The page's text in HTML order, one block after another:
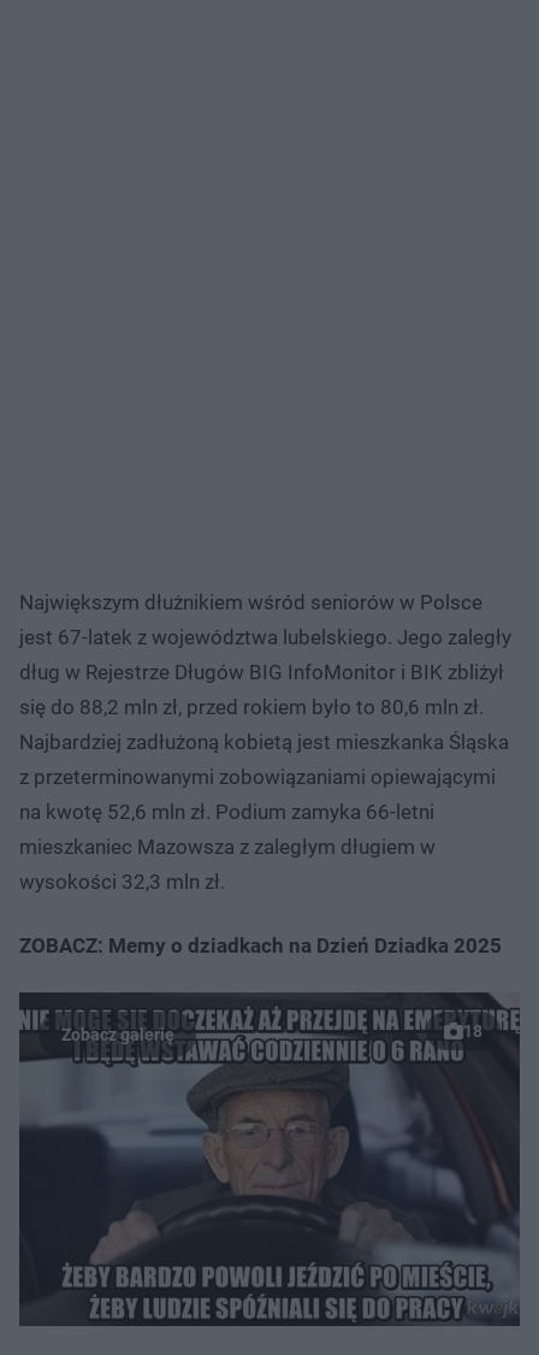
Największym dłużnikiem wśród seniorów w Polsce
jest 67-latek z województwa lubelskiego. Jego zaległy
dług w Rejestrze Długów BIG InfoMonitor i BIK zbliżył
się do 88,2 mln zł, przed rokiem było to 80,6 mln zł.
Najbardziej zadłużoną kobietą jest mieszkanka Śląska
z przeterminowanymi zobowiązaniami opiewającymi
na kwotę 52,6 mln zł. Podium zamyka 66-letni
mieszkaniec Mazowsza z zaległym długiem w
wysokości 32,3 mln zł.
ZOBACZ: Memy o dziadkach na Dzień Dziadka 2025
18